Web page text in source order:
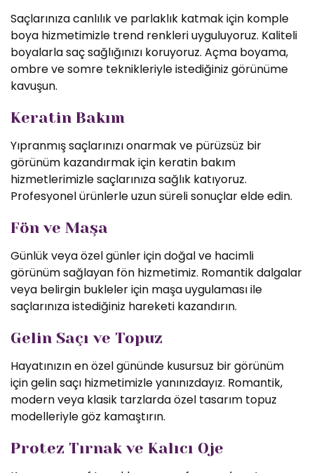
Saçlarınıza canlılık ve parlaklık katmak için komple
boya hizmetimizle trend renkleri uyguluyoruz. Kaliteli
boyalarla saç sağlığınızı koruyoruz. Açma boyama,
ombre ve somre teknikleriyle istediğiniz görünüme
kavuşun.
Keratin Bakım
Yıpranmış saçlarınızı onarmak ve pürüzsüz bir
görünüm kazandırmak için keratin bakım
hizmetlerimizle saçlarınıza sağlık katıyoruz.
Profesyonel ürünlerle uzun süreli sonuçlar elde edin.
Fön ve Maşa
Günlük veya özel günler için doğal ve hacimli
görünüm sağlayan fön hizmetimiz. Romantik dalgalar
veya belirgin bukleler için maşa uygulaması ile
saçlarınıza istediğiniz hareketi kazandırın.
Gelin Saçı ve Topuz
Hayatınızın en özel gününde kusursuz bir görünüm
için gelin saçı hizmetimizle yanınızdayız. Romantik,
modern veya klasik tarzlarda özel tasarım topuz
modelleriyle göz kamaştırın.
Protez Tırnak ve Kalıcı Oje